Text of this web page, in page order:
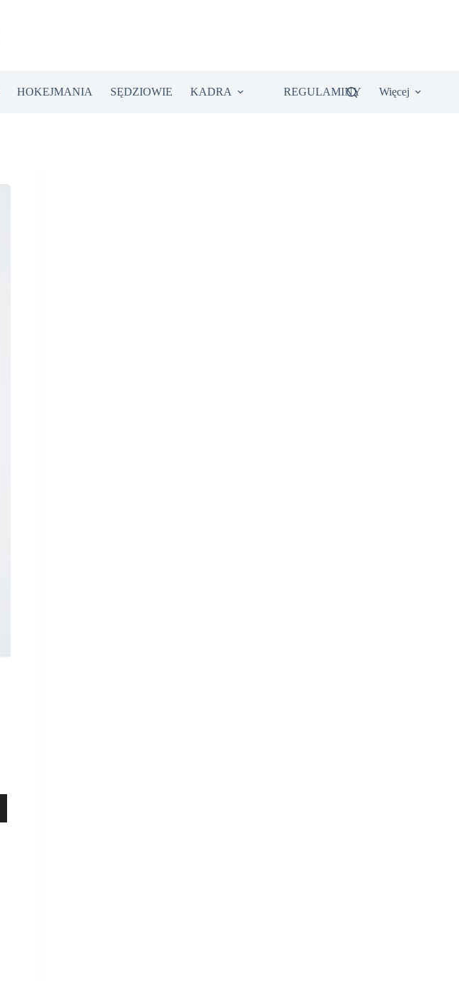
HOKEJMANIA SĘDZIOWIE KADRA REGULAMINY Więcej